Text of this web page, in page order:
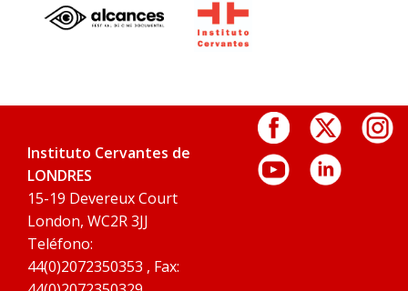
Instituto Cervantes de
LONDRES
15-19 Devereux Court
London, WC2R 3JJ
Teléfono:
44(0)2072350353 , Fax: